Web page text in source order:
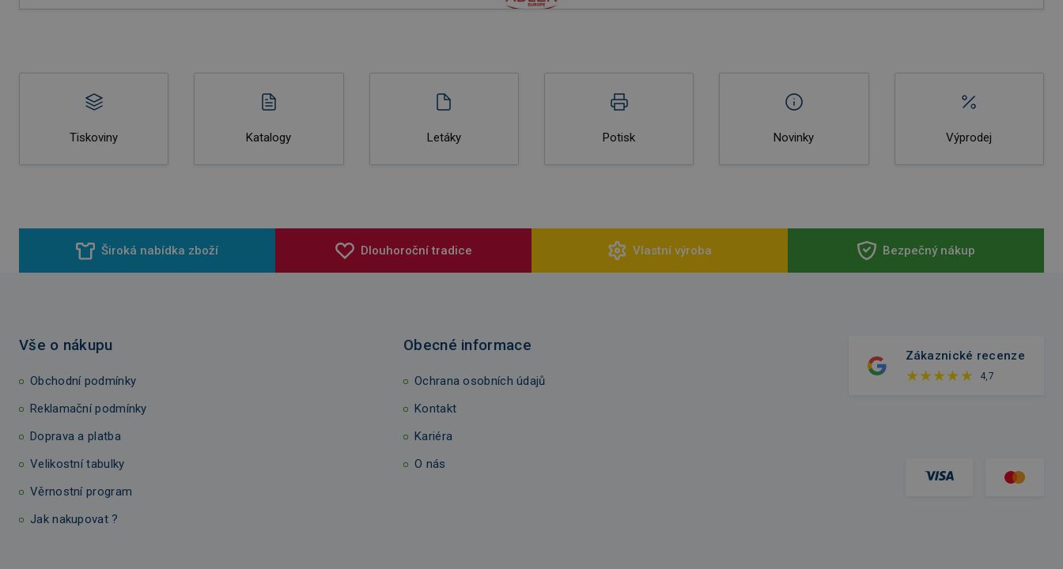
Tiskoviny Katalogy Letáky Potisk Novinky Výprodej
Široká nabídka zboží Dlouhoroční tradice Vlastní výroba Bezpečný nákup
Vše o nákupu
Obchodní podmínky
Reklamační podmínky
Doprava a platba
Velikostní tabulky
Věrnostní program
Jak nakupovat ?
Obecné informace
Ochrana osobních údajů
Kontakt
Kariéra
O nás
Zákaznické recenze
4,7